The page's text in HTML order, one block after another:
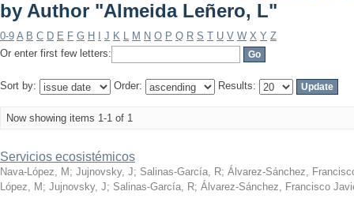
by Author "Almeida Leñero, L"
0-9 A B C D E F G H J K L M N O P Q R S T U V W X Y Z
Or enter first few letters:
Sort by: Order: Results:
Now showing items 1-1 of 1
Servicios ecosistémicos
Nava-López, M ; Jujnovsky, J; Salinas-García, R; Álvarez-Sánchez,
López, M ; Jujnovsky, J; Salinas-García, R; Álvarez-Sánchez, Francisco